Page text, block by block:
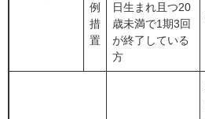
例
措
置
日生まれ且つ20
歳未満で1期3回
が終了している
方